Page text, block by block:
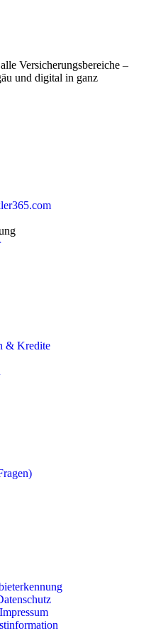
Versicherungsbereiche –
und digital in ganz
& Kredite
Impressum